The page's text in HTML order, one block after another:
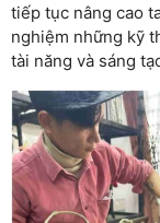
tiếp tục nâng cao
nghiệm những kỹ
tài năng và sáng